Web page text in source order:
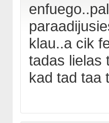
klau..a cik
tadas lielas
kad tad taa